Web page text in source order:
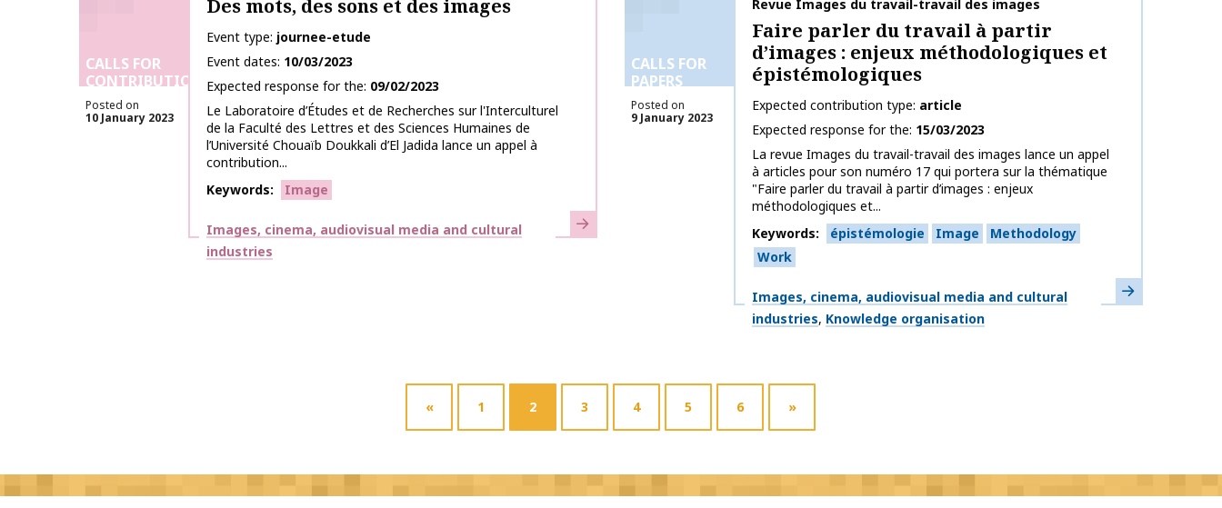
CALLS FOR
CONTRIBUTIONS
Posted on
10 January 2023
Des mots, des sons et des images
Event type journee-etude
Event dates 10/03/2023
Expected response for the 09/02/2023
Le Laboratoire d’Études et de Recherches sur l'Interculturel
de la Faculté des Lettres et des Sciences Humaines de
l’Université Chouaïb Doukkali d’El Jadida lance un appel à
contribution...
Keywords
Image
Themes
Images, cinema, audiovisual media and cultural
industries
Learn more
CALLS FOR
PAPERS
Posted on
9 January 2023
Publication name
Revue Images du travail-travail des images
Faire parler du travail à partir
d’images : enjeux méthodologiques et
épistémologiques
Expected contribution type article
Expected response for the 15/03/2023
La revue Images du travail-travail des images lance un appel
à articles pour son numéro 17 qui portera sur la thématique
"Faire parler du travail à partir d’images : enjeux
méthodologiques et...
Keywords
épistémologie Image
Methodology
Work
Themes
Images, cinema, audiovisual media and cultural
industries Knowledge organisation
Learn more
« 1 2 3 4 5 6 »